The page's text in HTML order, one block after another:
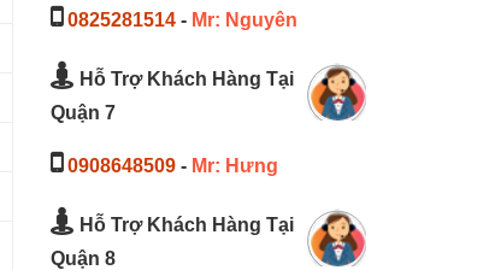
0825281514- Mr: Nguyên
Hỗ Trợ Khách Hàng Tại
Quận 7
0908648509- Mr: Hưng
Hỗ Trợ Khách Hàng Tại
Quận 8